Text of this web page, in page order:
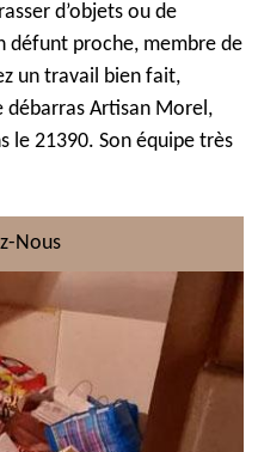
d’objets ou de
défunt proche, membre de
un travail bien fait,
débarras Artisan Morel,
le 21390. Son équipe très
Nous